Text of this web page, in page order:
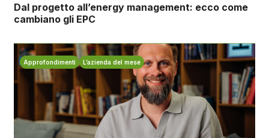
Dal progetto all’energy management: ecco come
cambiano gli EPC
Approfondimenti L’azienda del mese